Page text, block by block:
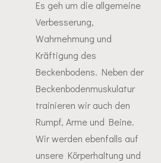
Es geh um die allgemeine
Verbesserung,
Wahrnehmung und
Kräftigung des
Beckenbodens. Neben der
Beckenbodenmuskulatur
trainieren wir auch den
Rumpf, Arme und Beine.
Wir werden ebenfalls auf
unsere Körperhaltung und